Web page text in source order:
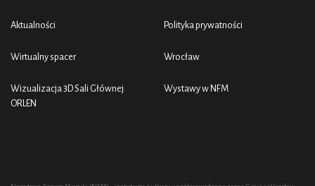
Aktualności
Wirtualny spacer
Wizualizacja 3D Sali Głównej
ORLEN
Polityka prywatności
Wrocław
Wystawy w NFM